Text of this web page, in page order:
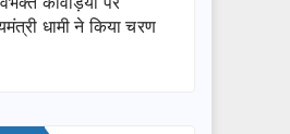
धामी ने किया चरण